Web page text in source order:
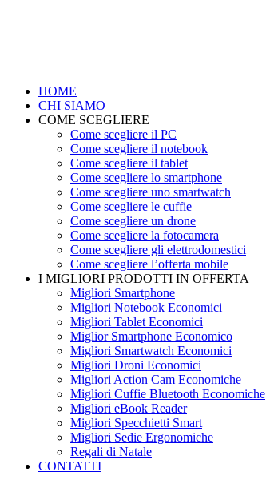
HOME
CHI SIAMO
COME SCEGLIERE
Come scegliere il PC
Come scegliere il notebook
Come scegliere il tablet
Come scegliere lo smartphone
Come scegliere uno smartwatch
Come scegliere le cuffie
Come scegliere un drone
Come scegliere la fotocamera
Come scegliere gli elettrodomestici
Come scegliere l’offerta mobile
I MIGLIORI PRODOTTI IN OFFERTA
Migliori Smartphone
Migliori Notebook Economici
Migliori Tablet Economici
Miglior Smartphone Economico
Migliori Smartwatch Economici
Migliori Droni Economici
Migliori Action Cam Economiche
Migliori Cuffie Bluetooth Economiche
Migliori eBook Reader
Migliori Specchietti Smart
Migliori Sedie Ergonomiche
Regali di Natale
CONTATTI